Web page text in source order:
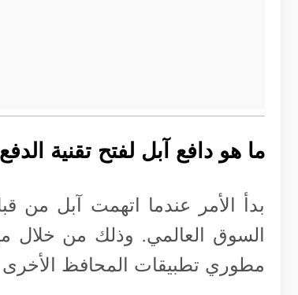
ما هو دافع آبل لفتح تقنية
بدأ الأمر عندما اتهمت آبل من
مطوري تطبيقات المحافظ الأخرى